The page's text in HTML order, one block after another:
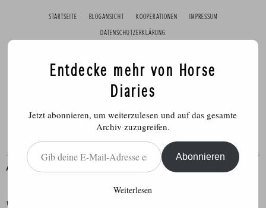
STARTSEITE BLOGANSICHT KOOPERATIONEN IMPRESSUM
DATENSCHUTZERKLÄRUNG
ALLGEMEIN
Veröffentlicht am
Entdecke mehr von Horse
Diaries
Jetzt abonnieren, um weiterzulesen und auf das gesamte
Archiv zuzugreifen.
Gib deine E-Mail-Adresse ein ...
Abonnieren
Weiterlesen